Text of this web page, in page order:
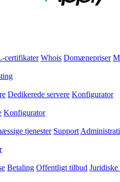
certifikater Whois Domænepriser
Dedikerede servere Konfigurator
Konfigurator
tjenester Support
Betaling Offentligt tilbud Juridiske